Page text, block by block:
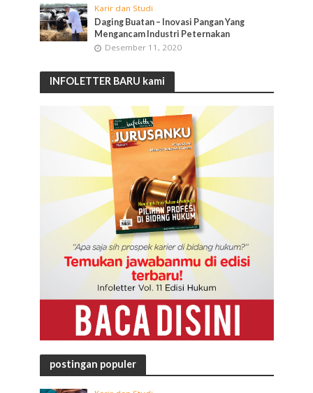
Karir dan Studi
Daging Buatan – Inovasi Pangan Yang
Mengancam Industri Peternakan
Desember 11, 2020
INFOLETTER BARU kami
postingan populer